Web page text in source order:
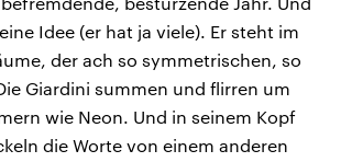
Idee (er hat ja viele). Er steht im
der ach so symmetrischen, so
Giardini summen und flirren um
wie Neon. Und in seinem Kopf
die Worte von einem anderen